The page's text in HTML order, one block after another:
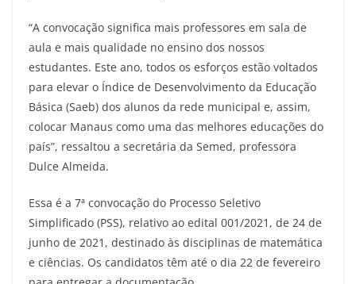
“A convocação significa mais professores em sala de
aula e mais qualidade no ensino dos nossos
estudantes. Este ano, todos os esforços estão voltados
para elevar o Índice de Desenvolvimento da Educação
Básica (Saeb) dos alunos da rede municipal e, assim,
colocar Manaus como uma das melhores educações do
país”, ressaltou a secretária da Semed, professora
Dulce Almeida.
Essa é a 7ª convocação do Processo Seletivo
Simplificado (PSS), relativo ao edital 001/2021, de 24 de
junho de 2021, destinado às disciplinas de matemática
e ciências. Os candidatos têm até o dia 22 de fevereiro